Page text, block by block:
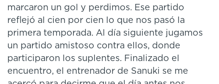
marcaron un gol y perdimos. Ese partido
reflejó al cien por cien lo que nos pasó la
primera temporada. Al día siguiente jugamos
un partido amistoso contra ellos, donde
participaron los suplentes. Finalizado el
encuentro, el entrenador de Sanuki se me